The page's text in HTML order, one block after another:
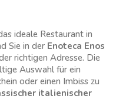
ideale Restaurant in
Sie in der Enoteca Enos
richtigen Adresse. Die
Auswahl für ein
oder einen Imbiss zu
italienischer